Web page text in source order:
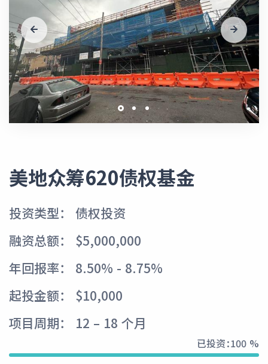
美地众筹620债权基金
投资类型： 债权投资
融资总额： $5,000,000
年回报率： 8.50% - 8.75%
起投金额： $10,000
项目周期： 12 – 18 个月
已投资：100 %